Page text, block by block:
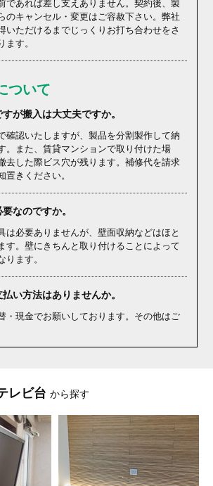
であれば差し支えありません。契約後、製
のキャンセル・変更はご容赦下さい。弊社
いただけるまでじっくりお打ち合わせをさ
ます。
ついて
が搬入は大丈夫ですか。
確認いたしますが、製品を分割製作して納
。また、賃貸マンションで取り付けた場
去した際ビス穴が残ります。補修代を請求
置きください。
なのですか。
は必要ありませんが、壁面収納などはほと
す。壁にきちんと取り付けることによって
ります。
い方法はありませんか。
・現金でお願いしております。その他はご
レビ台 から探す